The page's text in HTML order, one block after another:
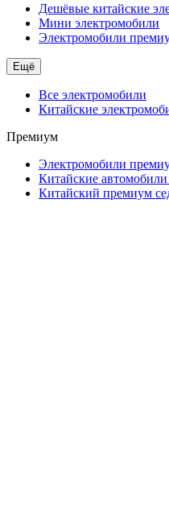
Дешёвые китайские
Мини электромобили
Электромобили
Ещё
Все электромобили
Китайские
Премиум
Электромобили
Китайские автомобили
Китайский премиум